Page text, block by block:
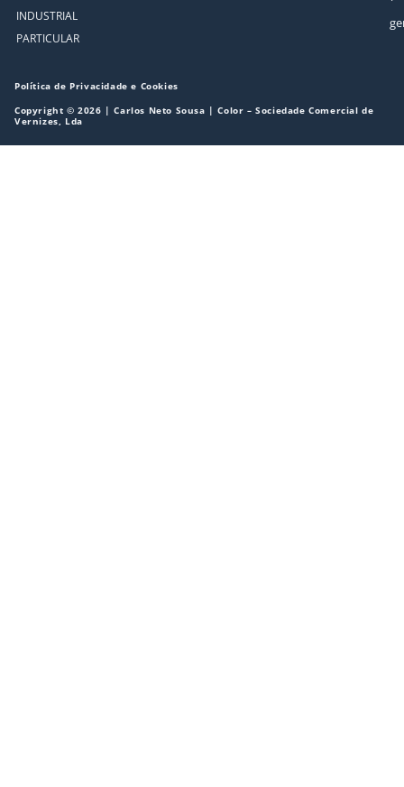
INDUSTRIAL
PARTICULAR
Política de Privacidade e Cookies
Copyright © 2026 | Carlos Neto Sousa | Color – Sociedade Comercial de
Vernizes, Lda